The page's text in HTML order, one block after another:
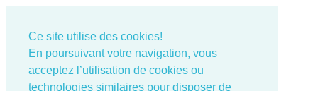
Ce site utilise des cookies!
En poursuivant votre navigation, vous
acceptez l’utilisation de cookies ou
technologies similaires pour disposer de